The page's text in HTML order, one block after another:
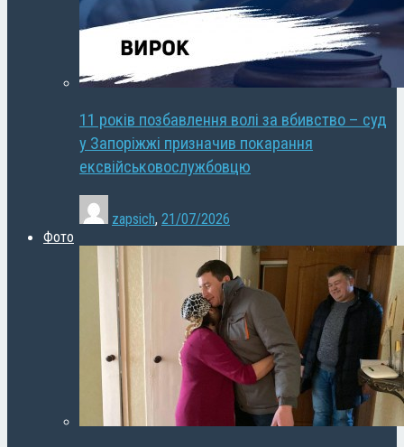
11 років позбавлення волі за вбивство – суд
у Запоріжжі призначив покарання
ексвійськовослужбовцю
zapsich, 21/07/2026
Фото